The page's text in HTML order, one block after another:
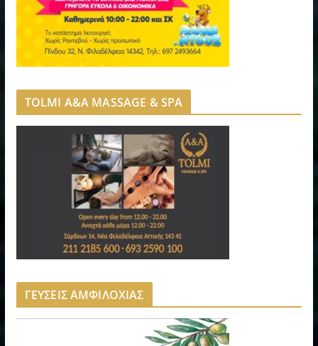
TOLMI A&A MASSAGE & SPA
ΓΕΥΣΕΙΣ ΑΜΦΙΛΟΧΙΑΣ